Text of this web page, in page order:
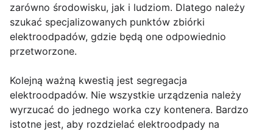
zarówno środowisku, jak i ludziom. Dlatego należy
szukać specjalizowanych punktów zbiórki
elektroodpadów, gdzie będą one odpowiednio
przetworzone.
Kolejną ważną kwestią jest segregacja
elektroodpadów. Nie wszystkie urządzenia należy
wyrzucać do jednego worka czy kontenera. Bardzo
istotne jest, aby rozdzielać elektroodpady na